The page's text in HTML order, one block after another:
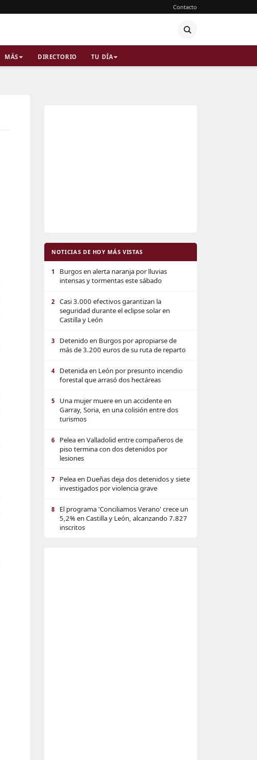
Contacto
MÁS DIRECTORIO TU DÍA
NOTICIAS DE HOY MÁS VISTAS
1
Burgos en alerta naranja por lluvias
intensas y tormentas este sábado
2
Casi 3.000 efectivos garantizan la
seguridad durante el eclipse solar en
Castilla y León
3
Detenido en Burgos por apropiarse de
más de 3.200 euros de su ruta de reparto
4
Detenida en León por presunto incendio
forestal que arrasó dos hectáreas
5
Una mujer muere en un accidente en
Garray, Soria, en una colisión entre dos
turismos
6
Pelea en Valladolid entre compañeros de
piso termina con dos detenidos por
lesiones
7
Pelea en Dueñas deja dos detenidos y siete
investigados por violencia grave
8
El programa 'Conciliamos Verano' crece un
5,2% en Castilla y León, alcanzando 7.827
inscritos